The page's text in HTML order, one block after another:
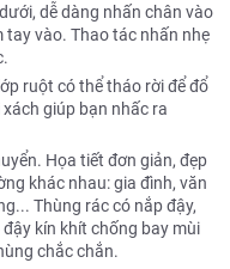
dễ dàng nhấn chân vào
tay vào. Thao tác nhấn nhẹ
ruột có thể tháo rời để đổ
giúp bạn nhấc ra
Họa tiết đơn giản, đẹp
khác nhau: gia đình, văn
Thùng rác có nắp đậy,
kín khít chống bay mùi
chắc chắn.